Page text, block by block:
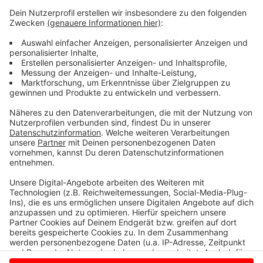
Die einen haben gefeiert, die anderen hätten gerne
etwas gefeiert und wieder andere haben sich selbst
entlassen, bevor es andere tun. Deutschland hat
gewählt - Friedrich Merz muss jetzt irgendwie eine
funktionierende Regierung auf die Beine stellen. Und
wenn wir doch eins aus den ganzen Schul- und
am besten mit einer WhatsApp-Gruppe.
Anzeige
Anzeige